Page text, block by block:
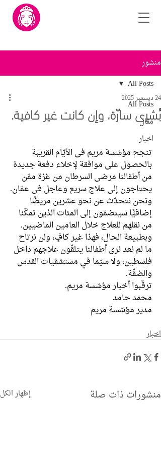
منشور
All Posts
مقال
اخبار
All Posts
بُشرى سارّة، وإن كانت غير كافية.
24 ديسمبر 2025
تنجح مؤسّسة مريم في الأيّام القريبة
بالحصول على موافقة لإخلاء دفعة جديدة
من أطفالنا مرضى السرطان من غزة ممّن
يحتاجون إلى علاج سريع وعاجل في عمّان.
ونحن نتحدّث عن نحو عشرين مريضًا
إضافيًّا سينضمّون إلى المئات الذين تمكّنا
من نقلهم للعلاج خلال العامين الماضيين.
وبطبيعة الحال، فهذا غير كافٍ، ولن نرتاح
ما لم نعد نرى أطفالنا يتلقّون علاجهم داخل
فلسطين، ولا سيّما في مستشفيات القدس
والضفّة.
ترقّبوا أخبار مؤسّسة مريم.
محمد حامد
مدير مؤسّسة مريم
اخبار
منشورات ذات صلة إظهار الكل